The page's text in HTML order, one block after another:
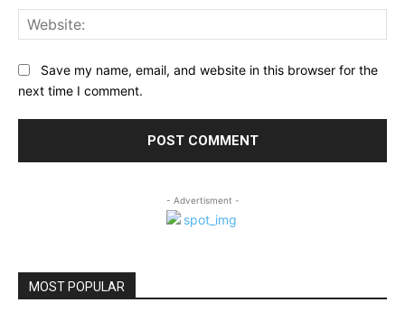
Save my name, email, and website in this browser for the
next time I comment.
- Advertisment -
MOST POPULAR